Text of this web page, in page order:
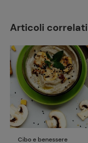
Articoli correlati
Cibo e benessere